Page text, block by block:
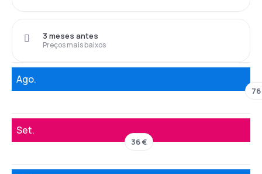
Preços mais baixos
3 meses antes
Ago.
Set.
36 €